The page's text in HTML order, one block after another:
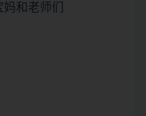
和老师们